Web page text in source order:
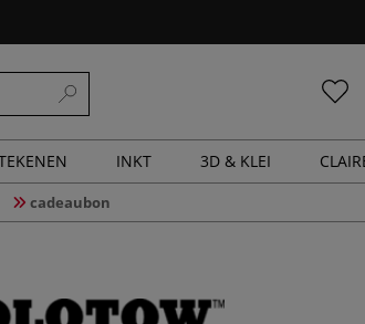
INKT 3D & KLEI
cadeaubon